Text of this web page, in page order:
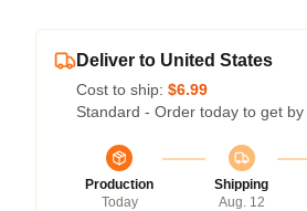
Deliver to United States
Cost to ship: $6.99
Standard - Order today to get by
Production
Today
Shipping
Aug. 12